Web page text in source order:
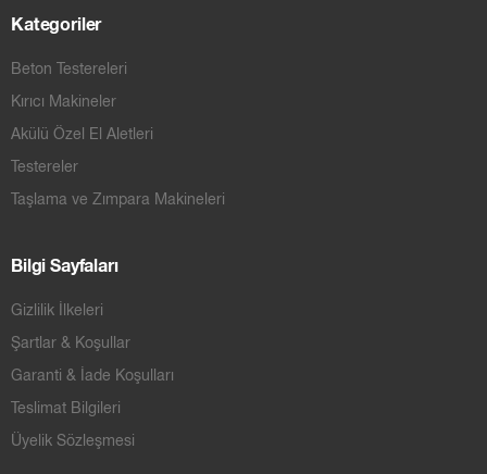
Kategoriler
Beton Testereleri
Kırıcı Makineler
Akülü Özel El Aletleri
Testereler
Taşlama ve Zımpara Makineleri
Bilgi Sayfaları
Gizlilik İlkeleri
Şartlar & Koşullar
Garanti & İade Koşulları
Teslimat Bilgileri
Üyelik Sözleşmesi